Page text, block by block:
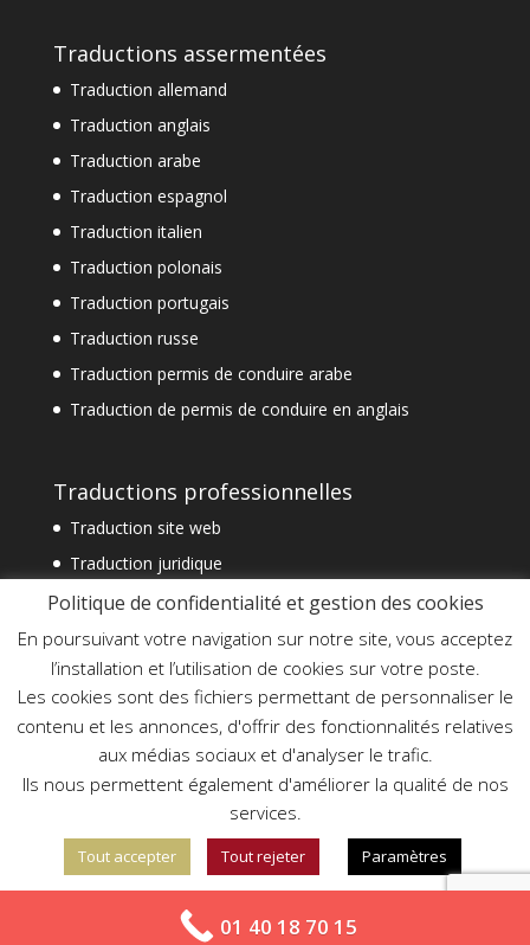
Traductions assermentées
Traduction allemand
Traduction anglais
Traduction arabe
Traduction espagnol
Traduction italien
Traduction polonais
Traduction portugais
Traduction russe
Traduction permis de conduire arabe
Traduction de permis de conduire en anglais
Traductions professionnelles
Traduction site web
Traduction juridique
Traduction technique
Traduction spécialisée
Traduction financière
Traduction commerciale
Traduction document officiel
Traduction assermentée urgente
Création Elysée Digital - Copyright Agetrad©
Politique de confidentialité et gestion des cookies
En poursuivant votre navigation sur notre site, vous acceptez
l’installation et l’utilisation de cookies sur votre poste.
Les cookies sont des fichiers permettant de personnaliser le
contenu et les annonces, d'offrir des fonctionnalités relatives
aux médias sociaux et d'analyser le trafic.
Ils nous permettent également d'améliorer la qualité de nos
services.
Tout accepter Tout rejeter Paramètres
En savoir plus sur notre politique de confidentialité
01 40 18 70 15